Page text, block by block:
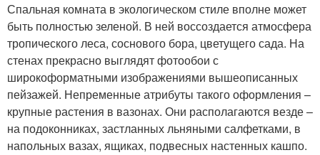
Спальная комната в экологическом стиле вполне может
быть полностью зеленой. В ней воссоздается атмосфера
тропического леса, соснового бора, цветущего сада. На
стенах прекрасно выглядят фотообои с
широкоформатными изображениями вышеописанных
пейзажей. Непременные атрибуты такого оформления –
крупные растения в вазонах. Они располагаются везде –
на подоконниках, застланных льняными салфетками, в
напольных вазах, ящиках, подвесных настенных кашпо.